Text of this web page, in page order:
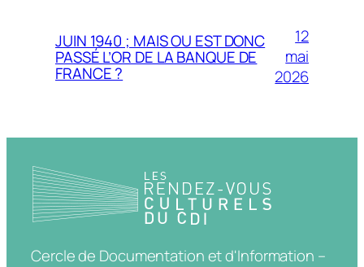
JUIN 1940 ; MAIS OU EST DONC
PASSÉ L’OR DE LA BANQUE DE
FRANCE ?
12
mai
2026
Cercle de Documentation et d'Information –